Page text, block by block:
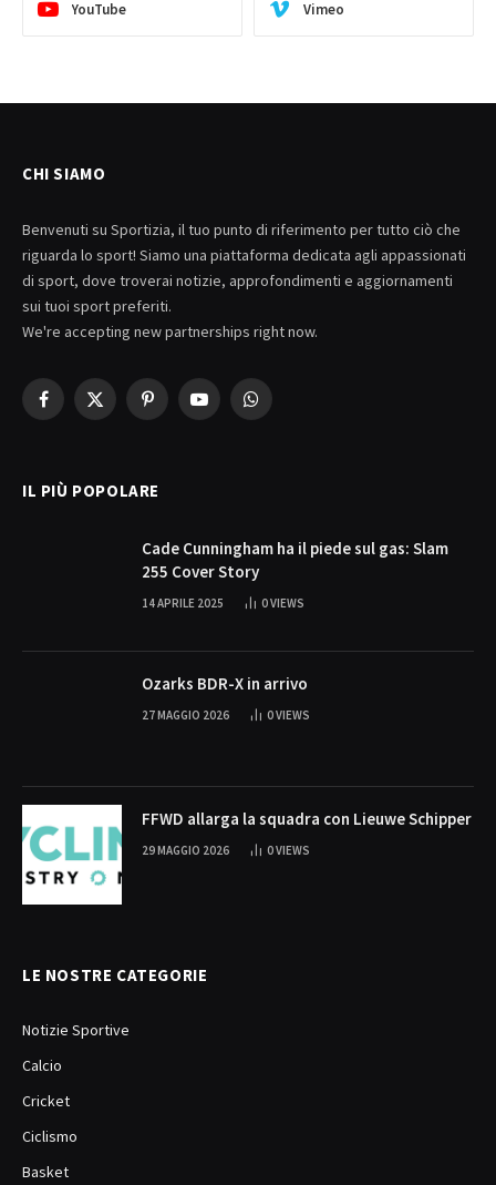
YouTube Vimeo
CHI SIAMO
Benvenuti su Sportizia, il tuo punto di riferimento per tutto ciò che
riguarda lo sport! Siamo una piattaforma dedicata agli appassionati
di sport, dove troverai notizie, approfondimenti e aggiornamenti
sui tuoi sport preferiti.
We're accepting new partnerships right now.
Facebook
X
PinterestYouTubeWhatsApp
IL PIÙ POPOLARE
Cade Cunningham ha il piede sul gas: Slam
255 Cover Story
14 APRILE 2025 0VIEWS
Ozarks BDR-X in arrivo
27 MAGGIO 2026 0VIEWS
FFWD allarga la squadra con Lieuwe Schipper
29 MAGGIO 2026 0VIEWS
LE NOSTRE CATEGORIE
Notizie Sportive
Calcio
Cricket
Ciclismo
Basket